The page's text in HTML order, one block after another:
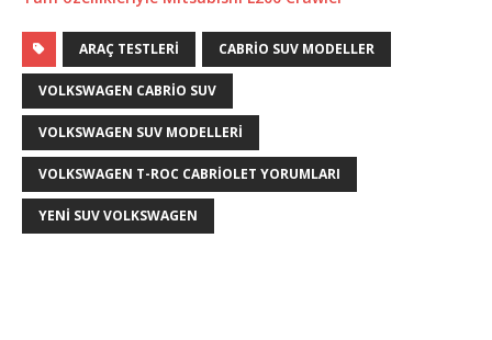
ARAÇ TESTLERI CABRIO SUV MODELLER
VOLKSWAGEN CABRIO SUV
VOLKSWAGEN SUV MODELLERI
VOLKSWAGEN T-ROC CABRIOLET YORUMLARI
YENI SUV VOLKSWAGEN